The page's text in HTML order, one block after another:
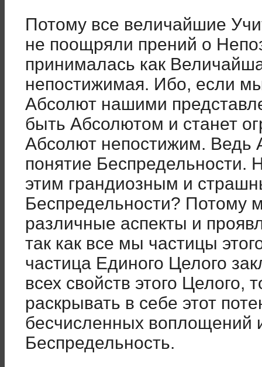
Потому все величайшие
не поощряли прений о
принималась как
непостижимая. Ибо, если
Абсолют нашими
быть Абсолютом и станет
Абсолют непостижим. Ведь
понятие Беспредельности.
этим грандиозным и
Беспредельности? Потому
различные аспекты и
так как все мы частицы
частица Единого Целого
всех свойств этого
раскрывать в себе этот
бесчисленных воплощений
Беспредельность.